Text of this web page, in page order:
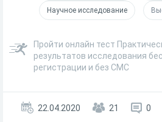
Научное исследование
Пройти онлайн тест
результатов исследования
регистрации и без СМС
22.04.2020 21 0